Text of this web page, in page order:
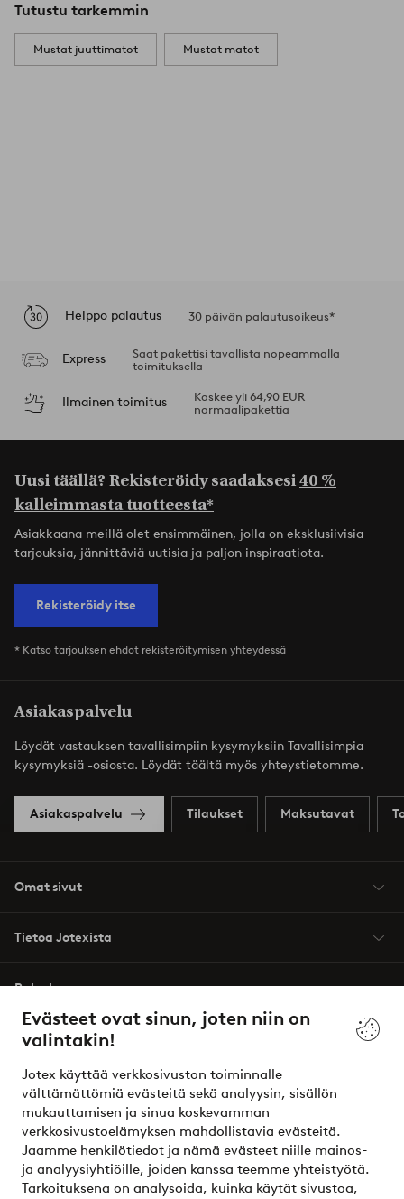
Evästeet ovat sinun, joten niin on
valintakin!
Jotex käyttää verkkosivuston toiminnalle
välttämättömiä evästeitä sekä analyysin, sisällön
mukauttamisen ja sinua koskevamman
verkkosivustoelämyksen mahdollistavia evästeitä.
Jaamme henkilötiedot ja nämä evästeet niille mainos-
ja analyysiyhtiöille, joiden kanssa teemme yhteistyötä.
Tarkoituksena on analysoida, kuinka käytät sivustoa,
Tutustu tarkemmin
Mustat juuttimatot Mustat matot
Helppo palautus 30 päivän palautusoikeus*
Express
Saat pakettisi tavallista nopeammalla
toimituksella
Ilmainen toimitus
Koskee yli 64,90 EUR
normaalipakettia
Uusi täällä? Rekisteröidy saadaksesi40 %
kalleimmasta tuotteesta*
Asiakkaana meillä olet ensimmäinen, jolla on eksklusiivisia
tarjouksia, jännittäviä uutisia ja paljon inspiraatiota.
Rekisteröidy itse
* Katso tarjouksen ehdot rekisteröitymisen yhteydessä
Asiakaspalvelu
Löydät vastauksen tavallisimpiin kysymyksiin Tavallisimpia
kysymyksiä -osiosta. Löydät täältä myös yhteystietomme.
Asiakaspalvelu Tilaukset Maksutavat
Omat sivut
Tietoa Jotexista
Palvelumme
Ehdot
Ystävät
Turvalliset maksut – maksa nyt tai erissä
Haluatko tietää lisää maksuvaihtoehdoistamme?